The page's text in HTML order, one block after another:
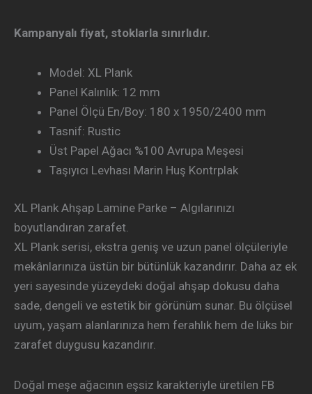
Kampanyalı fiyat, stoklarla sınırlıdır.
Model: XL Plank
Panel Kalınlık: 12 mm
Panel Ölçü En/Boy: 180 x 1950/2400 mm
Tasnif: Rustic
Üst Papel Ağacı %100 Avrupa Meşesi
Taşıyıcı Levhası Marin Huş Kontrplak
XL Plank Ahşap Lamine Parke – Algılarınızı
boyutlandıran zarafet.
XL Plank serisi, ekstra geniş ve uzun panel ölçüleriyle
mekânlarınıza üstün bir bütünlük kazandırır. Daha az ek
yeri sayesinde yüzeydeki doğal ahşap dokusu daha
sade, dengeli ve estetik bir görünüm sunar. Bu ölçüsel
uyum, yaşam alanlarınıza hem ferahlık hem de lüks bir
zarafet duygusu kazandırır.
Doğal meşe ağacının eşsiz karakteriyle üretilen FB